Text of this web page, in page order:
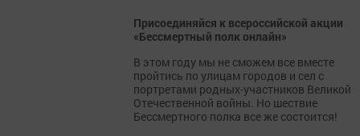
Присоединяйся к всероссийской акции
«Бессмертный полк онлайн»
В этом году мы не сможем все вместе
пройтись по улицам городов и сел с
портретами родных-участников Великой
Отечественной войны. Но шествие
Бессмертного полка все же состоится!